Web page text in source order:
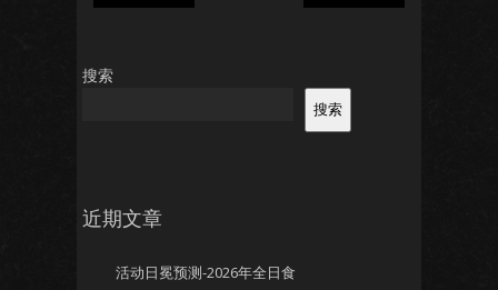
搜索
搜索
近期文章
活动日冕预测-2026年全日食